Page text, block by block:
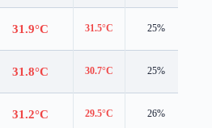
31.9°C 31.5°C 25%
31.8°C 30.7°C 25%
31.2°C 29.5°C 26%